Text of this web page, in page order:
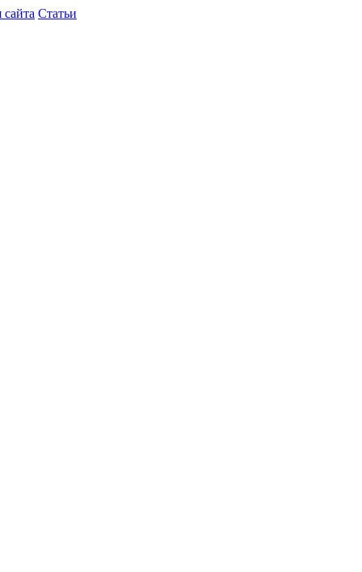
сайта Статьи